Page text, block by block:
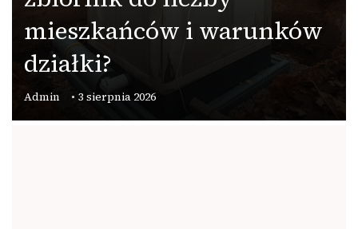
mieszkańców i warunków
działki?
Admin 3 sierpnia 2026